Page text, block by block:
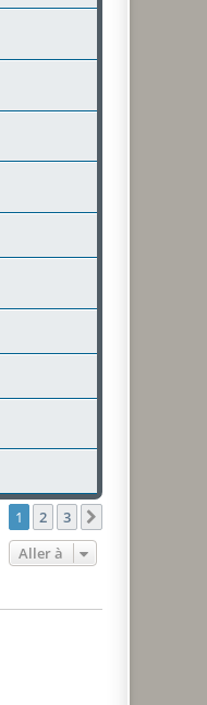
1 2 3
Aller à